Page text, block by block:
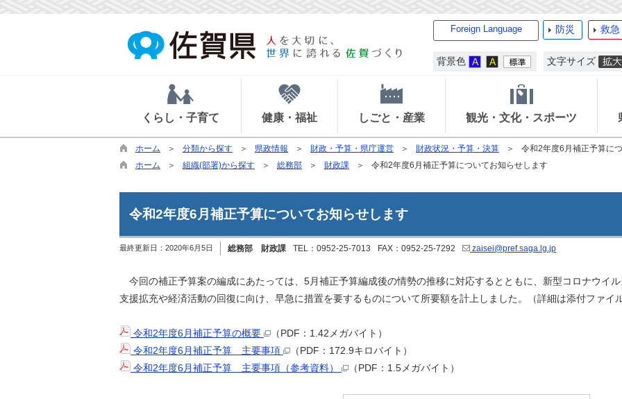
Foreign Language 防災 救急
背景色 文字サイズ
くらし・子育て 健康・福祉 しごと・産業 観光・文化・スポーツ
ホーム 分類から探す 県政情報 財政・予算・県庁運営 財政状況・予算・決算
令和2年度6月補正予算に
ホーム
組織(部署)から探す 総務部 財政課 令和2年度6月補正予算についてお知らせします
令和2年度6月補正予算についてお知らせします
最終更新日： 2020年6月5日 総務部 財政課 TEL：0952-25-7013 FAX：0952-25-7292 zaisei@pref.saga.lg.jp
今回の補正予算案の編成にあたっては、5月補正予算編成後の情勢の推移に対応するとともに、新型コロナウイ
支援拡充や経済活動の回復に向け、早急に措置を要するものについて所要額を計上しました。（詳細は添付ファイ
令和2年度6月補正予算の概要
（PDF：1.42メガバイト）
令和2年度6月補正予算 主要事項
（PDF：172.9キロバイト）
令和2年度6月補正予算 主要事項（参考資料）
（PDF：1.5メガバイト）